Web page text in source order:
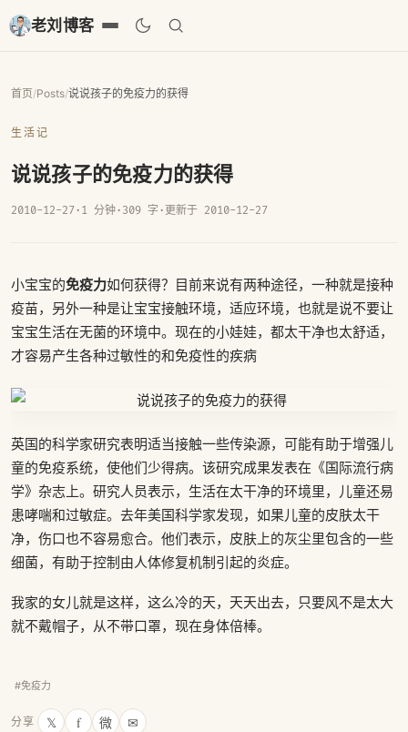
老刘博客
首页/Posts/说说孩子的免疫力的获得
生活记
说说孩子的免疫力的获得
2010-12-27· 1 分钟· 309 字 · 更新于 2010-12-27
小宝宝的免疫力如何获得？目前来说有两种途径，一种就是接种
疫苗，另外一种是让宝宝接触环境，适应环境，也就是说不要让
宝宝生活在无菌的环境中。现在的小娃娃，都太干净也太舒适，
才容易产生各种过敏性的和免疫性的疾病
英国的科学家研究表明适当接触一些传染源，可能有助于增强儿
童的免疫系统，使他们少得病。该研究成果发表在《国际流行病
学》杂志上。研究人员表示，生活在太干净的环境里，儿童还易
患哮喘和过敏症。去年美国科学家发现，如果儿童的皮肤太干
净，伤口也不容易愈合。他们表示，皮肤上的灰尘里包含的一些
细菌，有助于控制由人体修复机制引起的炎症。
我家的女儿就是这样，这么冷的天，天天出去，只要风不是太大
就不戴帽子，从不带口罩，现在身体倍棒。
#免疫力
分享 𝕏 f 微 ✉